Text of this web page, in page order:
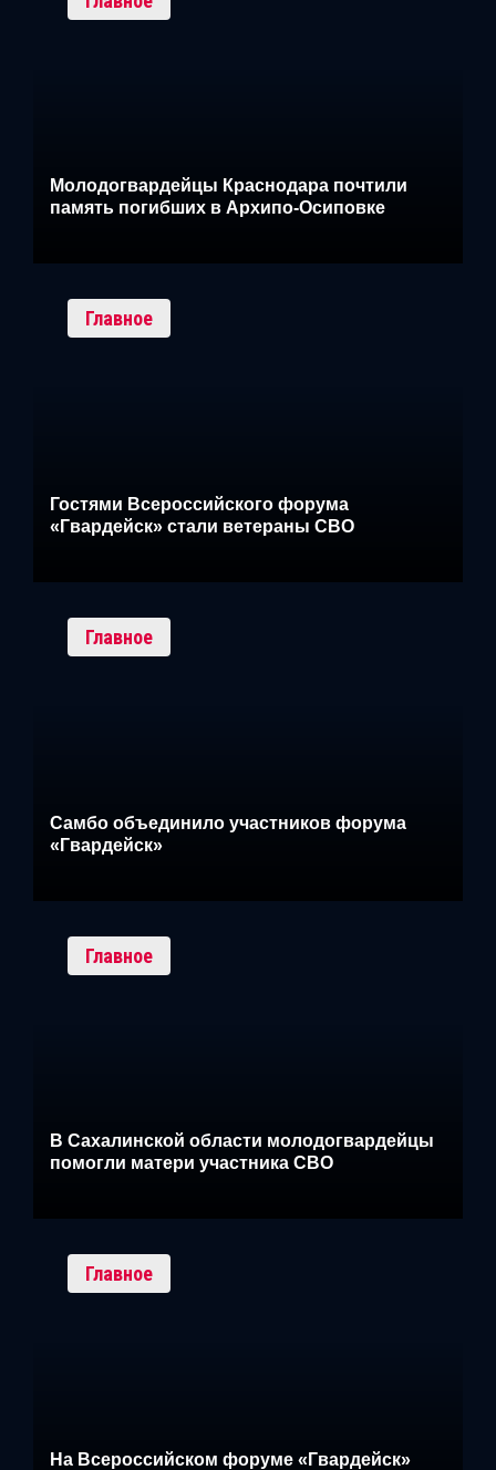
Молодогвардейцы Краснодара почтили
память погибших в Архипо-Осиповке
Главное
Гостями Всероссийского форума
«Гвардейск» стали ветераны СВО
Главное
Самбо объединило участников форума
«Гвардейск»
Главное
В Сахалинской области молодогвардейцы
помогли матери участника СВО
Главное
На Всероссийском форуме «Гвардейск»